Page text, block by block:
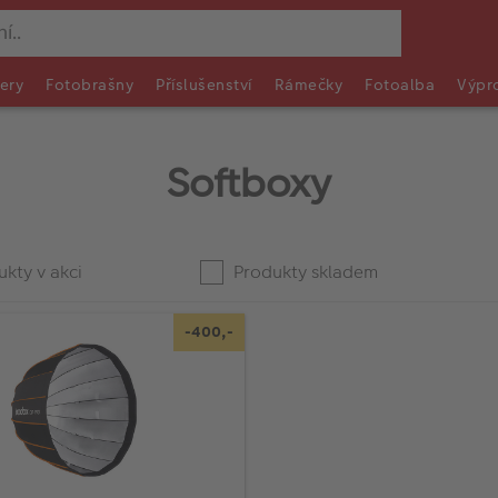
Fotobrašny Příslušenství Rámečky Fotoalba
Softboxy
v akci Produkty skladem
-400,-